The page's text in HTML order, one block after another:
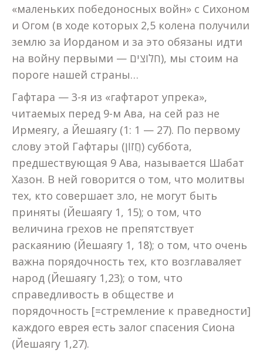
«маленьких победоносных войн» с Сихоном
и Огом (в ходе которых 2,5 колена получили
землю за Иорданом и за это обязаны идти
на войну первыми — חלוצים), мы стоим на
пороге нашей страны…
Гафтара — 3-я из «гафтарот упрека»,
читаемых перед 9-м Ава, на сей раз не
Ирмеягу, а Йешаягу (1: 1 — 27). По первому
слову этой Гафтары (חֲזוֹן) суббота,
предшествующая 9 Ава, называется Шабат
Хазон. В ней говорится о том, что молитвы
тех, кто совершает зло, не могут быть
приняты (Йешаягу 1, 15); о том, что
величина грехов не препятствует
раскаянию (Йешаягу 1, 18); о том, что очень
важна порядочность тех, кто возглаваляет
народ (Йешаягу 1,23); о том, что
справедливость в обществе и
порядочность [=стремление к праведности]
каждого еврея есть залог спасения Сиона
(Йешаягу 1,27).